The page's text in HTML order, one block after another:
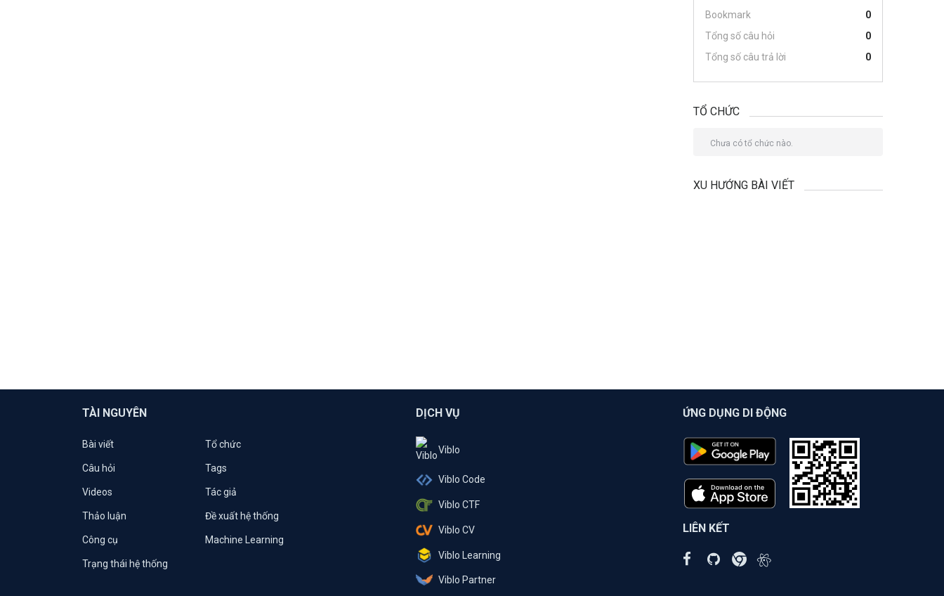
Bookmark
0
Tổng số câu hỏi
0
Tổng số câu trả lời
0
TỔ CHỨC
Chưa có tổ chức nào.
XU HƯỚNG BÀI VIẾT
TÀI NGUYÊN
Bài viết Tổ chức
Câu hỏi Tags
Videos Tác giả
Thảo luận Đề xuất hệ thống
Công cụ Machine Learning
Trạng thái hệ thống
DỊCH VỤ
Viblo
Viblo Code
Viblo CTF
Viblo CV
Viblo Learning
Viblo Partner
ỨNG DỤNG DI ĐỘNG
LIÊN KẾT